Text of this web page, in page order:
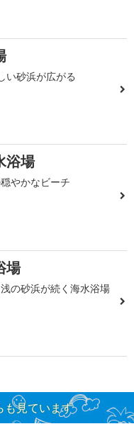
い砂浜が広がる
浴場
やかなビーチ
場
の砂浜が続く海水浴場
も見ています